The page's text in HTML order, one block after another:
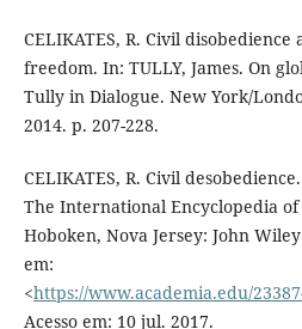
CELIKATES, R. Civil
freedom. In: TULLY, James. On
Tully in Dialogue. New York/
2014. p. 207-228.
CELIKATES, R. Civil
The International Encyclopedia
Hoboken, Nova Jersey: John
em:
<https://www.academia.edu/
Acesso em: 10 jul. 2017.